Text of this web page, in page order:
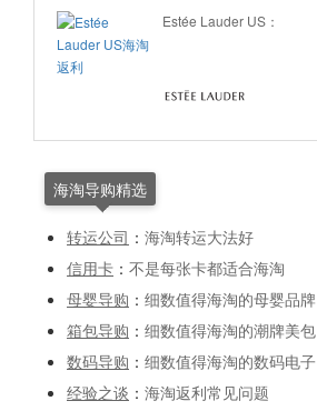
Estée Lauder US：
海淘导购精选
转运公司 ： 海淘转运大法好
信用卡 ： 不是每张卡都适合海淘
母婴导购 ： 细数值得海淘的母婴品牌
箱包导购 ： 细数值得海淘的潮牌美包
数码导购 ： 细数值得海淘的数码电子
经验之谈 ： 海淘返利常见问题